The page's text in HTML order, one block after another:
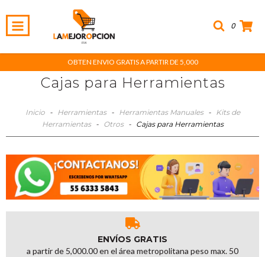
0
OBTEN ENVIO GRATIS A PARTIR DE 5,000
Cajas para Herramientas
Inicio - Herramientas - Herramientas Manuales -
Kits de
Herramientas
- Otros - Cajas para Herramientas
ENVÍOS GRATIS
a partir de 5,000.00 en el área metropolitana peso max. 50